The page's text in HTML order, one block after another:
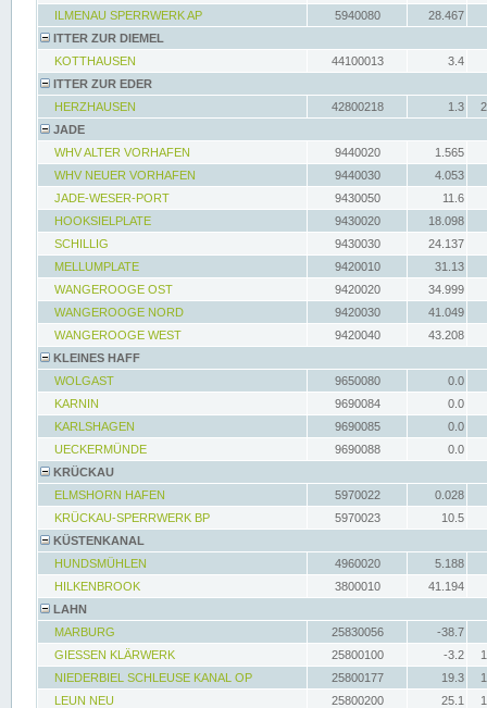
ILMENAU SPERRWERK AP
5940080
28.467
ITTER ZUR DIEMEL
KOTTHAUSEN
44100013
3.4
ITTER ZUR EDER
HERZHAUSEN
42800218 1.3
JADE
WHV ALTER VORHAFEN
9440020
1.565
WHV NEUER VORHAFEN
9440030
4.053
JADE-WESER-PORT
9430050
11.6
HOOKSIELPLATE
9430020
18.098
SCHILLIG
9430030
24.137
MELLUMPLATE
9420010
31.13
WANGEROOGE OST
9420020
34.999
WANGEROOGE NORD
9420030
41.049
WANGEROOGE WEST
9420040
43.208
KLEINES HAFF
WOLGAST
9650080
0.0
KARNIN
9690084
0.0
KARLSHAGEN
9690085
0.0
UECKERMÜNDE
9690088
0.0
KRÜCKAU
ELMSHORN HAFEN
5970022
0.028
KRÜCKAU-SPERRWERK BP
5970023
10.5
KÜSTENKANAL
HUNDSMÜHLEN
4960020
5.188
HILKENBROOK
3800010
41.194
LAHN
MARBURG
25830056
-38.7
GIESSEN KLÄRWERK
25800100 -3.2
NIEDERBIEL SCHLEUSE KANAL OP
25800177 19.3
LEUN NEU
25800200 25.1